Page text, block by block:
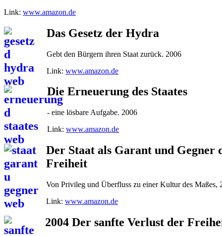
Link: www.amazon.de
Das Gesetz der Hydra
Gebt den Bürgern ihren Staat zurück. 2006
Link: www.amazon.de
Die Erneuerung des Staates
- eine lösbare Aufgabe. 2006
Link: www.amazon.de
Der Staat als Garant und Gegner
Freiheit
Von Privileg und Überfluss zu einer Kultur des Maßes,
Link: www.amazon.de
2004 Der sanfte Verlust der